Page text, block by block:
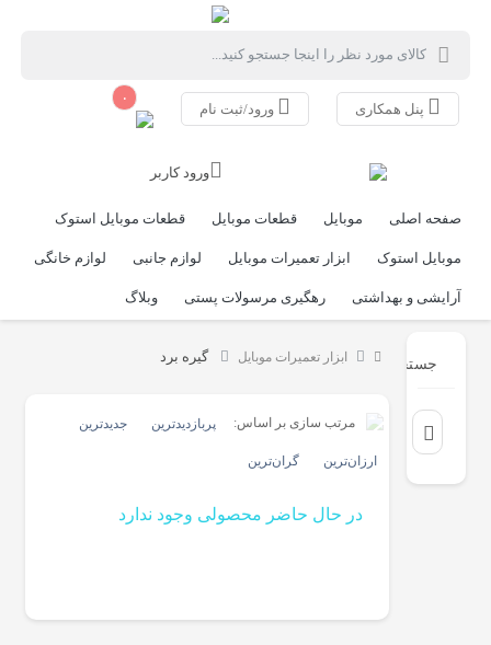
پنل همکاری ورود/ثبت نام
۰
ورود کاربر
صفحه اصلی موبایل قطعات موبایل قطعات موبایل استوک
موبایل استوک ابزار تعمیرات موبایل لوازم جانبی لوازم خانگی
آرایشی و بهداشتی رهگیری مرسولات پستی وبلاگ
جستجو ابزار تعمیرات موبایل گیره برد
مرتب سازی بر اساس: پربازدیدترین جدیدترین
ارزان‌ترین گران‌ترین
در حال حاضر محصولی وجود ندارد